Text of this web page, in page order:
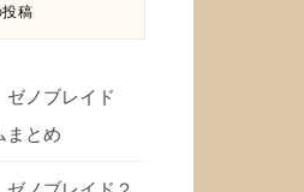
稿
ゼノブレイド
まとめ